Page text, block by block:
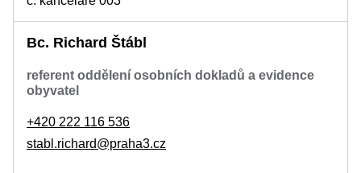
Bc. Richard Štábl
referent oddělení osobních dokladů a evidence
obyvatel
+420 222 116 536
stabl.richard@praha3.cz